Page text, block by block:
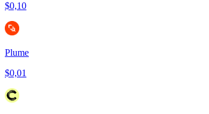
$0,10
Plume
$0,01